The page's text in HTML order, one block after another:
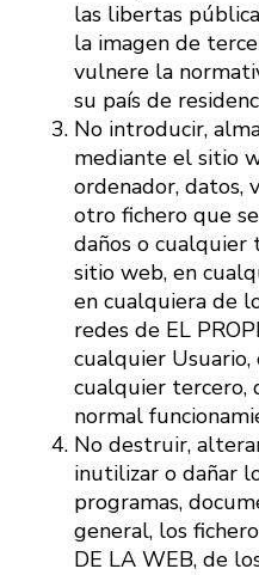
las libertas
la imagen de
vulnere la
su país de
No introducir,
mediante el sitio
ordenador, datos,
otro fichero que
daños o
sitio web, en
en cualquiera de
redes de EL
cualquier
cualquier tercero,
normal
No destruir,
inutilizar o dañar
programas,
general, los
DE LA WEB, de